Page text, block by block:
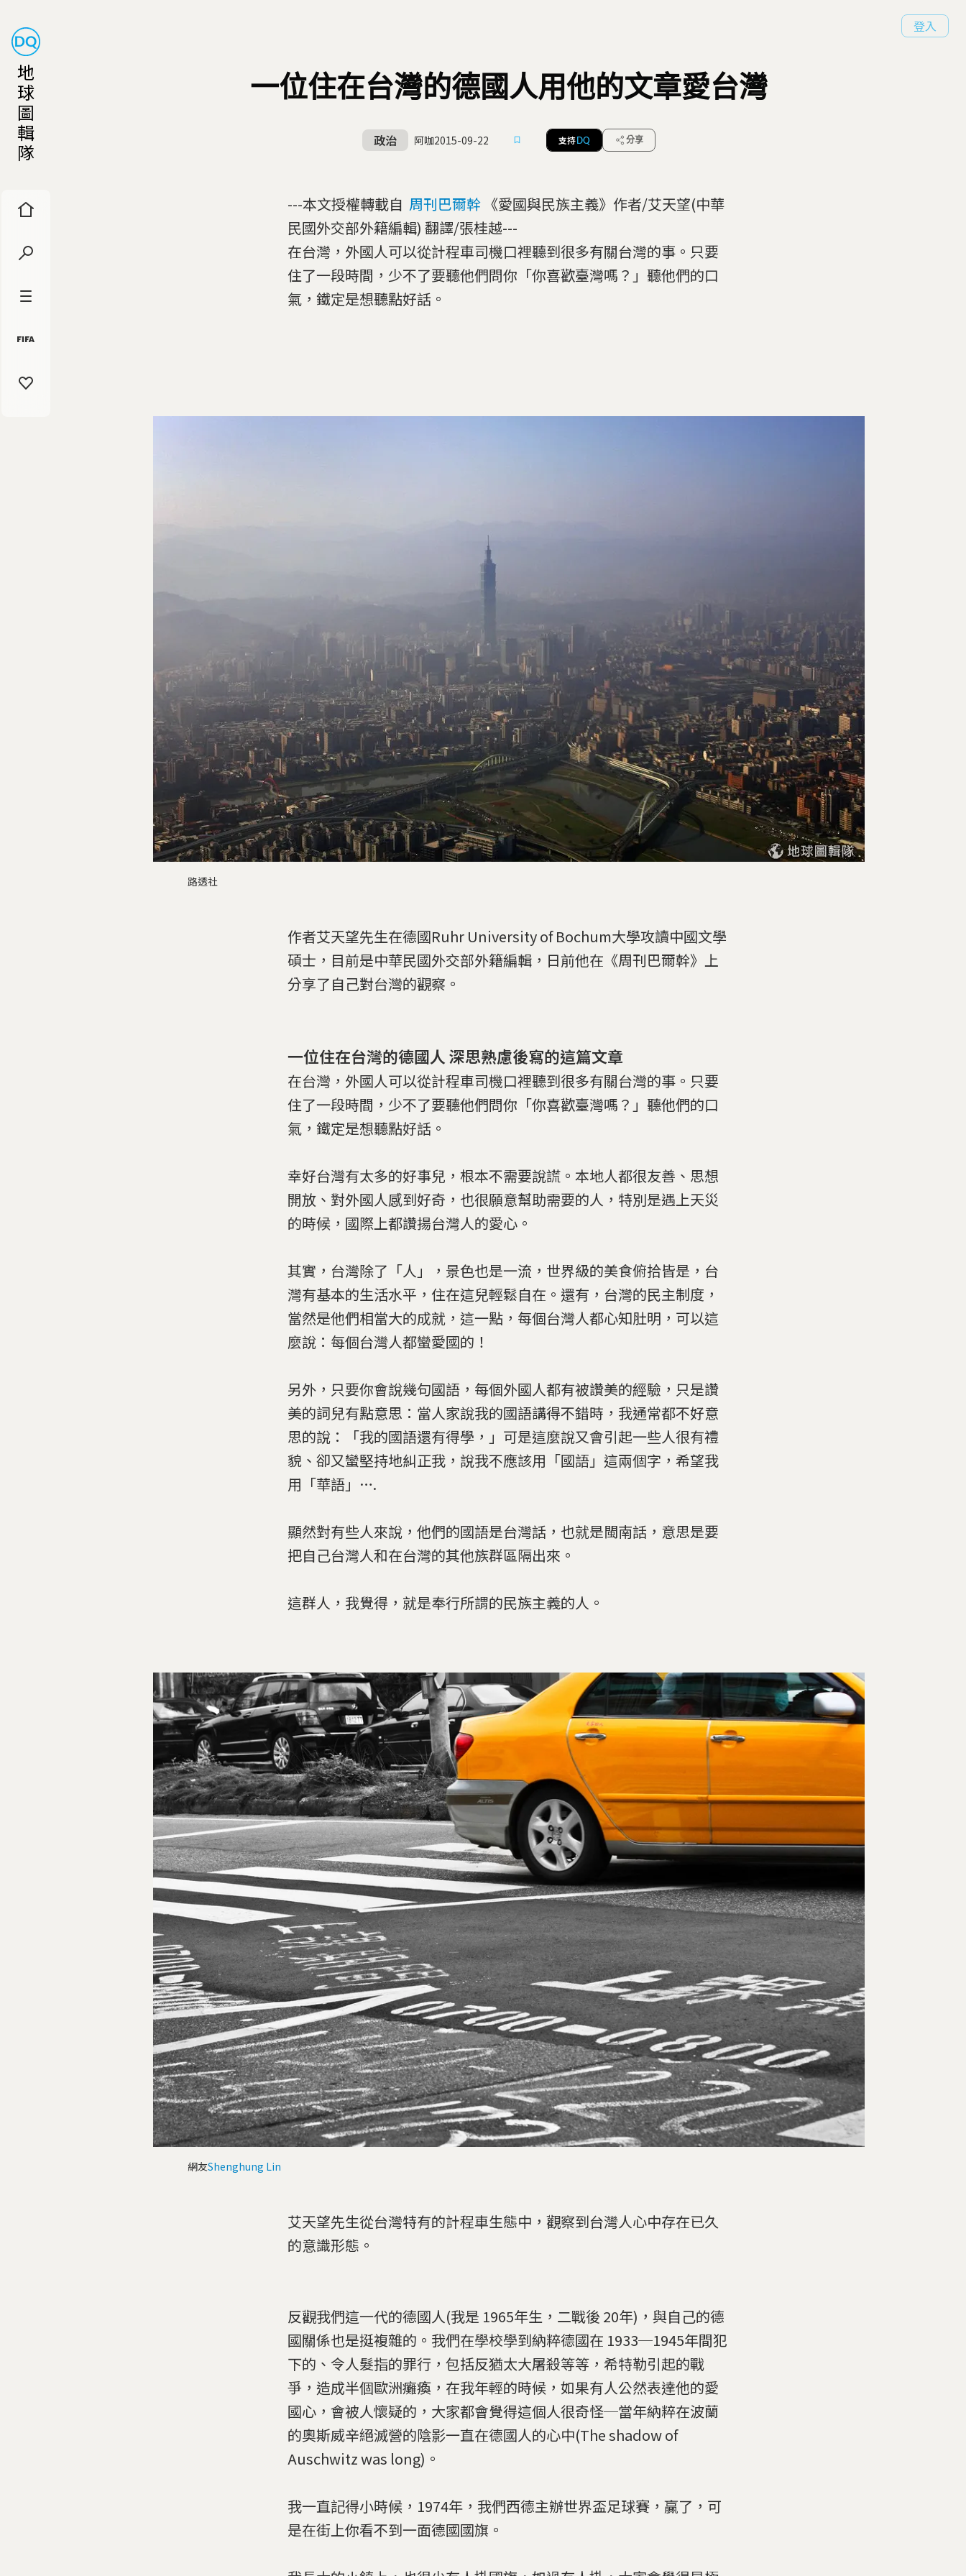
地
球
圖
輯
隊
登入
一位住在台灣的德國人用他的文章愛台灣
政治 阿咖2015-09-22 支持 DQ 分享
---本文授權轉載自 周刊巴爾幹 《愛國與民族主義》作者/艾天望(中華
民國外交部外籍編輯) 翻譯/張桂越---
在台灣，外國人可以從計程車司機口裡聽到很多有關台灣的事。只要
住了一段時間，少不了要聽他們問你「你喜歡臺灣嗎？」聽他們的口
氣，鐵定是想聽點好話。
路透社
作者艾天望先生在德國Ruhr University of Bochum大學攻讀中國文學
碩士，目前是中華民國外交部外籍編輯，日前他在《周刊巴爾幹》上
分享了自己對台灣的觀察。
一位住在台灣的德國人 深思熟慮後寫的這篇文章
在台灣，外國人可以從計程車司機口裡聽到很多有關台灣的事。只要
住了一段時間，少不了要聽他們問你「你喜歡臺灣嗎？」聽他們的口
氣，鐵定是想聽點好話。
幸好台灣有太多的好事兒，根本不需要說謊。本地人都很友善、思想
開放、對外國人感到好奇，也很願意幫助需要的人，特別是遇上天災
的時候，國際上都讚揚台灣人的愛心。
其實，台灣除了「人」，景色也是一流，世界級的美食俯拾皆是，台
灣有基本的生活水平，住在這兒輕鬆自在。還有，台灣的民主制度，
當然是他們相當大的成就，這一點，每個台灣人都心知肚明，可以這
麼說：每個台灣人都蠻愛國的！
另外，只要你會說幾句國語，每個外國人都有被讚美的經驗，只是讚
美的詞兒有點意思：當人家說我的國語講得不錯時，我通常都不好意
思的說：「我的國語還有得學，」可是這麼說又會引起一些人很有禮
貌、卻又蠻堅持地糾正我，說我不應該用「國語」這兩個字，希望我
用「華語」….
顯然對有些人來說，他們的國語是台灣話，也就是閩南話，意思是要
把自己台灣人和在台灣的其他族群區隔出來。
這群人，我覺得，就是奉行所謂的民族主義的人。
網友Shenghung Lin
艾天望先生從台灣特有的計程車生態中，觀察到台灣人心中存在已久
的意識形態。
反觀我們這一代的德國人(我是 1965年生，二戰後 20年)，與自己的德
國關係也是挺複雜的。我們在學校學到納粹德國在 1933─1945年間犯
下的、令人髮指的罪行，包括反猶太大屠殺等等，希特勒引起的戰
爭，造成半個歐洲癱瘓，在我年輕的時候，如果有人公然表達他的愛
國心，會被人懷疑的，大家都會覺得這個人很奇怪─當年納粹在波蘭
的奧斯威辛絕滅營的陰影一直在德國人的心中(The shadow of
Auschwitz was long)。
我一直記得小時候，1974年，我們西德主辦世界盃足球賽，贏了，可
是在街上你看不到一面德國國旗。